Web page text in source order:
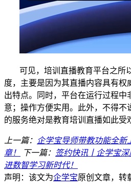
可见，培训直播教育平台之所
度，主要是因为其直播内容具有权
出特点。同时，平台在运行过程中
意 ； 操作方便实用。此外，不得不
的服务绝对是教育培训直播如此受
上一篇： 企学宝导师带教功能全新
章！
下一篇： 签约快讯丨企学宝
进数智学习新时代！
声明：该文为企学宝原创文章，转